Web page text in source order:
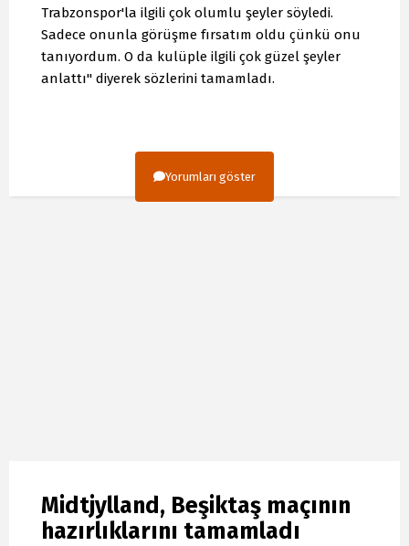
Trabzonspor'la ilgili çok olumlu şeyler söyledi.
Sadece onunla görüşme fırsatım oldu çünkü onu
tanıyordum. O da kulüple ilgili çok güzel şeyler
anlattı" diyerek sözlerini tamamladı.
Yorumları göster
Midtjylland, Beşiktaş maçının
hazırlıklarını tamamladı